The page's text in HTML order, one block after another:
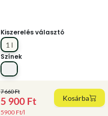
Kiszerelés választó
1 l
Színek
7 660 Ft
5 900 Ft
5900 Ft/l
Kosárba